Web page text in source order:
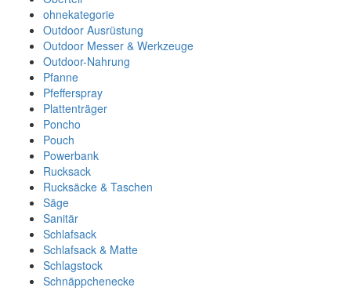
ohnekategorie
Outdoor Ausrüstung
Outdoor Messer & Werkzeuge
Outdoor-Nahrung
Pfanne
Pfefferspray
Plattenträger
Poncho
Pouch
Powerbank
Rucksack
Rucksäcke & Taschen
Säge
Sanitär
Schlafsack
Schlafsack & Matte
Schlagstock
Schnäppchenecke